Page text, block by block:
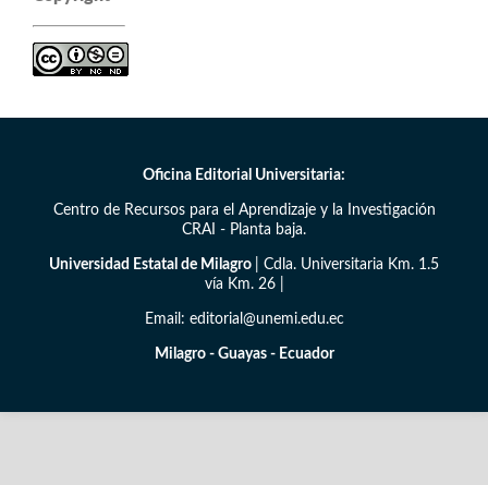
Oficina Editorial Universitaria:
Centro de Recursos para el Aprendizaje y la Investigación
CRAI - Planta baja.
Universidad Estatal de Milagro
| Cdla. Universitaria Km. 1.5
vía Km. 26 |
Email: editorial@unemi.edu.ec
Milagro - Guayas - Ecuador